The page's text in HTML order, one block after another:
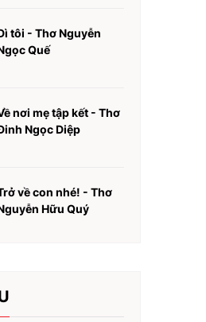
tôi - Thơ Nguyễn
Quế
nơi mẹ tập kết - Thơ
Ngọc Diệp
về con nhé! - Thơ
Hữu Quý